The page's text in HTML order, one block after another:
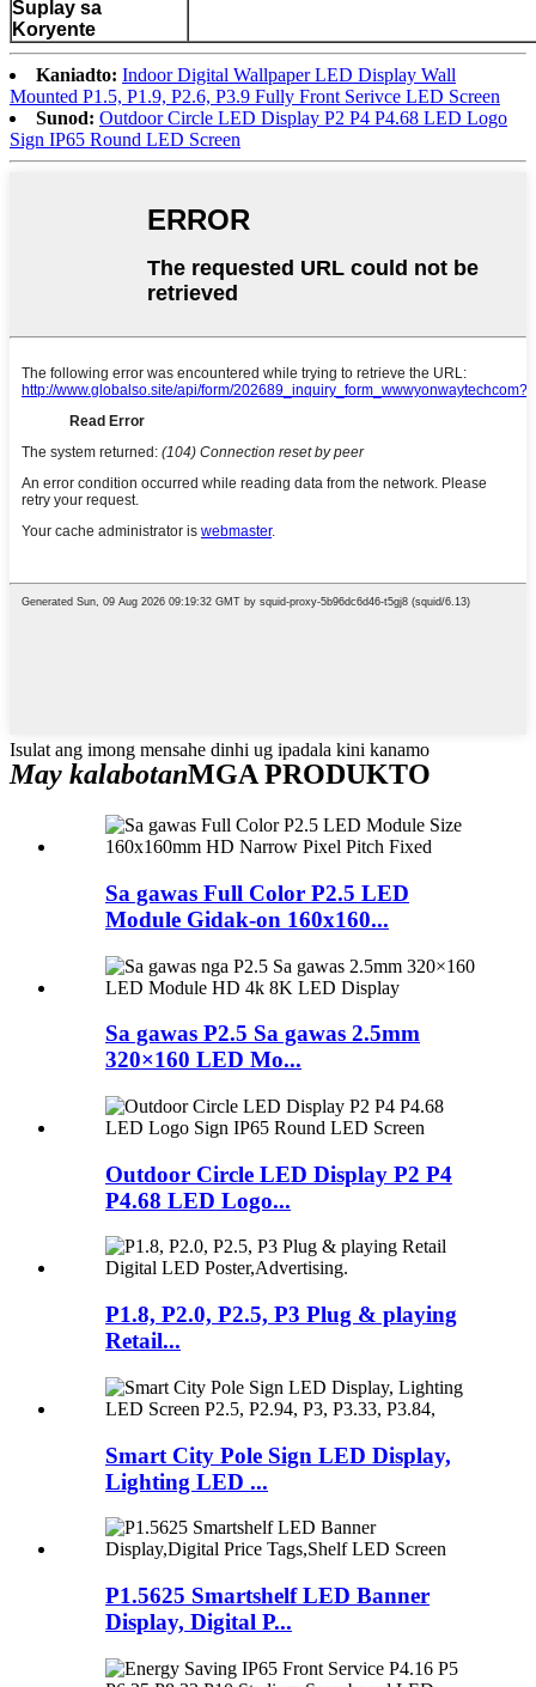
Suplay sa
Koryente
Kaniadto: Indoor Digital Wallpaper LED Display Wall
Mounted P1.5, P1.9, P2.6, P3.9 Fully Front Serivce LED Screen
Sunod: Outdoor Circle LED Display P2 P4 P4.68 LED Logo
Sign IP65 Round LED Screen
Isulat ang imong mensahe dinhi ug ipadala kini kanamo
May kalabotanMGA PRODUKTO
Sa gawas Full Color P2.5 LED
Module Gidak-on 160x160...
Sa gawas P2.5 Sa gawas 2.5mm
320×160 LED Mo...
Outdoor Circle LED Display P2 P4
P4.68 LED Logo...
P1.8, P2.0, P2.5, P3 Plug & playing
Retail...
Smart City Pole Sign LED Display,
Lighting LED ...
P1.5625 Smartshelf LED Banner
Display, Digital P...